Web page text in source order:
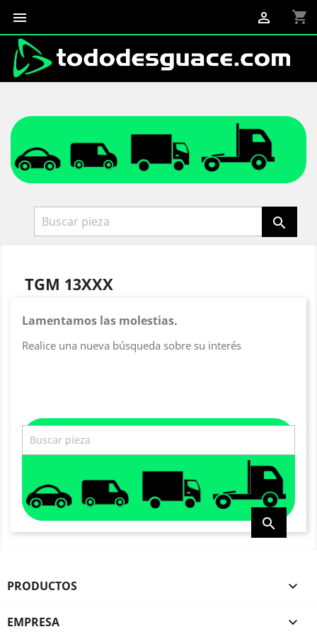
 shopping_cart


TGM 13XXX
Lamentamos las molestias.
Realice una nueva búsqueda sobre su interés

PRODUCTOS 
EMPRESA 